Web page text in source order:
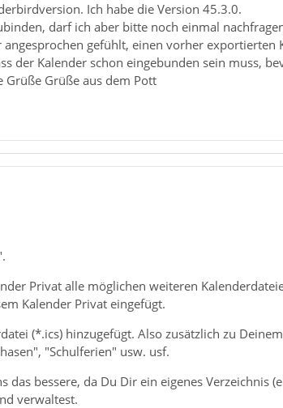
Ich habe die Version 45.3.0.
darf ich aber bitte noch einmal
gefühlt, einen vorher
der Kalender schon eingebunden sein muss,
Grüße aus dem Pott
Privat alle möglichen weiteren
Kalender Privat eingefügt.
(*.ics) hinzugefügt. Also zusätzlich zu
"Schulferien" usw. usf.
das bessere, da Du Dir ein eigenes Verzeichnis
verwaltest.